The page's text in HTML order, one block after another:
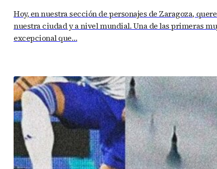
Hoy, en nuestra sección de personajes de Zaragoza,
nuestra ciudad y a nivel mundial. Una de las primeras
excepcional que…